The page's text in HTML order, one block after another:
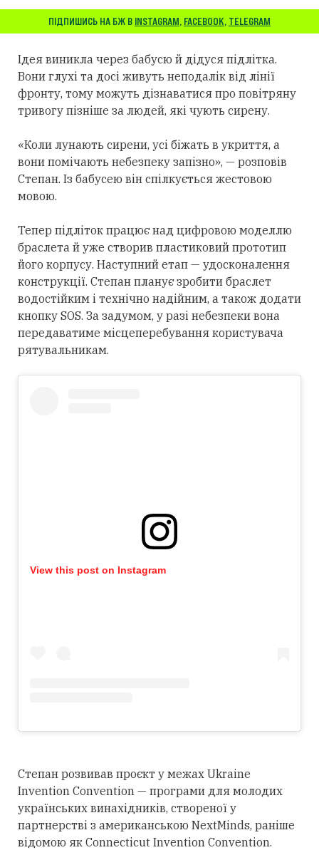
ПІДПИШИСЬ НА БЖ В INSTAGRAM, FACEBOOK, TELEGRAM
Ідея виникла через бабусю й дідуся підлітка.
Вони глухі та досі живуть неподалік від лінії
фронту, тому можуть дізнаватися про повітряну
тривогу пізніше за людей, які чують сирену.
«Коли лунають сирени, усі біжать в укриття, а
вони помічають небезпеку запізно», — розповів
Степан. Із бабусею він спілкується жестовою
мовою.
Тепер підліток працює над цифровою моделлю
браслета й уже створив пластиковий прототип
його корпусу. Наступний етап — удосконалення
конструкції. Степан планує зробити браслет
водостійким і технічно надійним, а також додати
кнопку SOS. За задумом, у разі небезпеки вона
передаватиме місцеперебування користувача
рятувальникам.
View this post on Instagram
Степан розвивав проєкт у межах Ukraine
Invention Convention — програми для молодих
українських винахідників, створеної у
партнерстві з американською NextMinds, раніше
відомою як Connecticut Invention Convention.